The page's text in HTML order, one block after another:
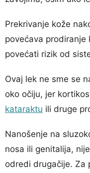
Prekrivanje kože
povećava
povećati rizik od
Ovaj lek ne sme se
oko očiju, jer
kataraktu ili druge
Nanošenje na
nosa ili genitalija,
odredi drugačije. Za